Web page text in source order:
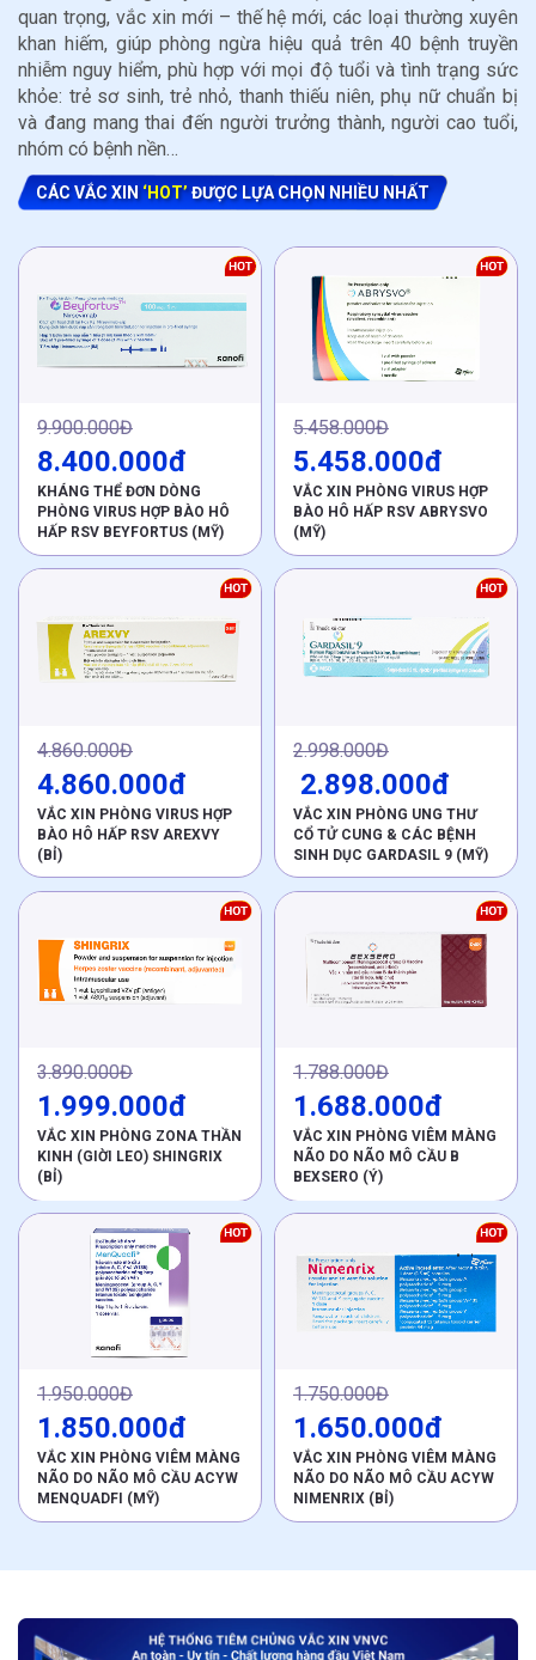
quan trọng, vắc xin mới – thế hệ mới, các loại thường xuyên
khan hiếm, giúp phòng ngừa hiệu quả trên 40 bệnh truyền
nhiễm nguy hiểm, phù hợp với mọi độ tuổi và tình trạng sức
khỏe: trẻ sơ sinh, trẻ nhỏ, thanh thiếu niên, phụ nữ chuẩn bị
và đang mang thai đến người trưởng thành, người cao tuổi,
nhóm có bệnh nền…
CÁC VẮC XIN‘HOT’ĐƯỢC LỰA CHỌN NHIỀU NHẤT
9.900.000Đ
8.400.000đ
KHÁNG THỂ ĐƠN DÒNG
PHÒNG VIRUS HỢP BÀO HÔ
HẤP RSV BEYFORTUS (MỸ)
5.458.000Đ
5.458.000đ
VẮC XIN PHÒNG VIRUS HỢP
BÀO HÔ HẤP RSV ABRYSVO
(MỸ)
4.860.000Đ
4.860.000đ
VẮC XIN PHÒNG VIRUS HỢP
BÀO HÔ HẤP RSV AREXVY
(BỈ)
2.998.000Đ
2.898.000đ
VẮC XIN PHÒNG UNG THƯ
CỔ TỬ CUNG & CÁC BỆNH
SINH DỤC GARDASIL 9 (MỸ)
3.890.000Đ
1.999.000đ
VẮC XIN PHÒNG ZONA THẦN
KINH (GIỜI LEO) SHINGRIX
(BỈ)
1.788.000Đ
1.688.000đ
VẮC XIN PHÒNG VIÊM MÀNG
NÃO DO NÃO MÔ CẦU B
BEXSERO (Ý)
1.950.000Đ
1.850.000đ
VẮC XIN PHÒNG VIÊM MÀNG
NÃO DO NÃO MÔ CẦU ACYW
MENQUADFI (MỸ)
1.750.000Đ
1.650.000đ
VẮC XIN PHÒNG VIÊM MÀNG
NÃO DO NÃO MÔ CẦU ACYW
NIMENRIX (BỈ)